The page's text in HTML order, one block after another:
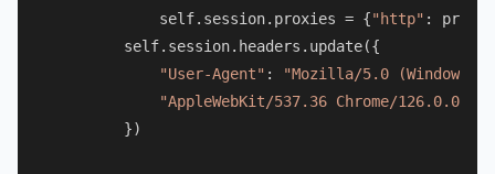
            self.session.proxies = {
"http" :
        self.session.headers.update({
"User-Agent" :
"Mozilla/5.0 (Windows
"AppleWebKit/537.36 Chrome/126.0.0.0
        })